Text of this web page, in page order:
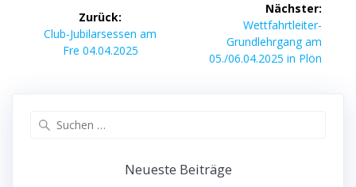
Zurück:
Vorheriger
Beitrag:
Club-Jubilarsessen am
Fre 04.04.2025
Nächster:
Nächster
Beitrag:
Wettfahrtleiter-
Grundlehrgang am
05./06.04.2025 in Plön
Neueste Beiträge